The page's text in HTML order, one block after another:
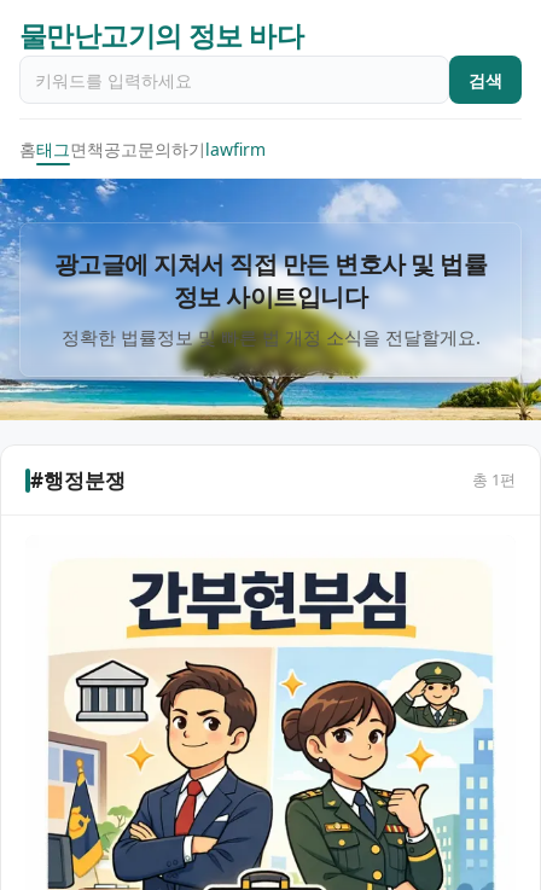
물만난고기의 정보 바다
검색
홈태그면책공고문의하기lawfirm
광고글에 지쳐서 직접 만든 변호사 및 법률
정보 사이트입니다
정확한 법률정보 및 빠른 법 개정 소식을 전달할게요.
#행정분쟁 총 1편